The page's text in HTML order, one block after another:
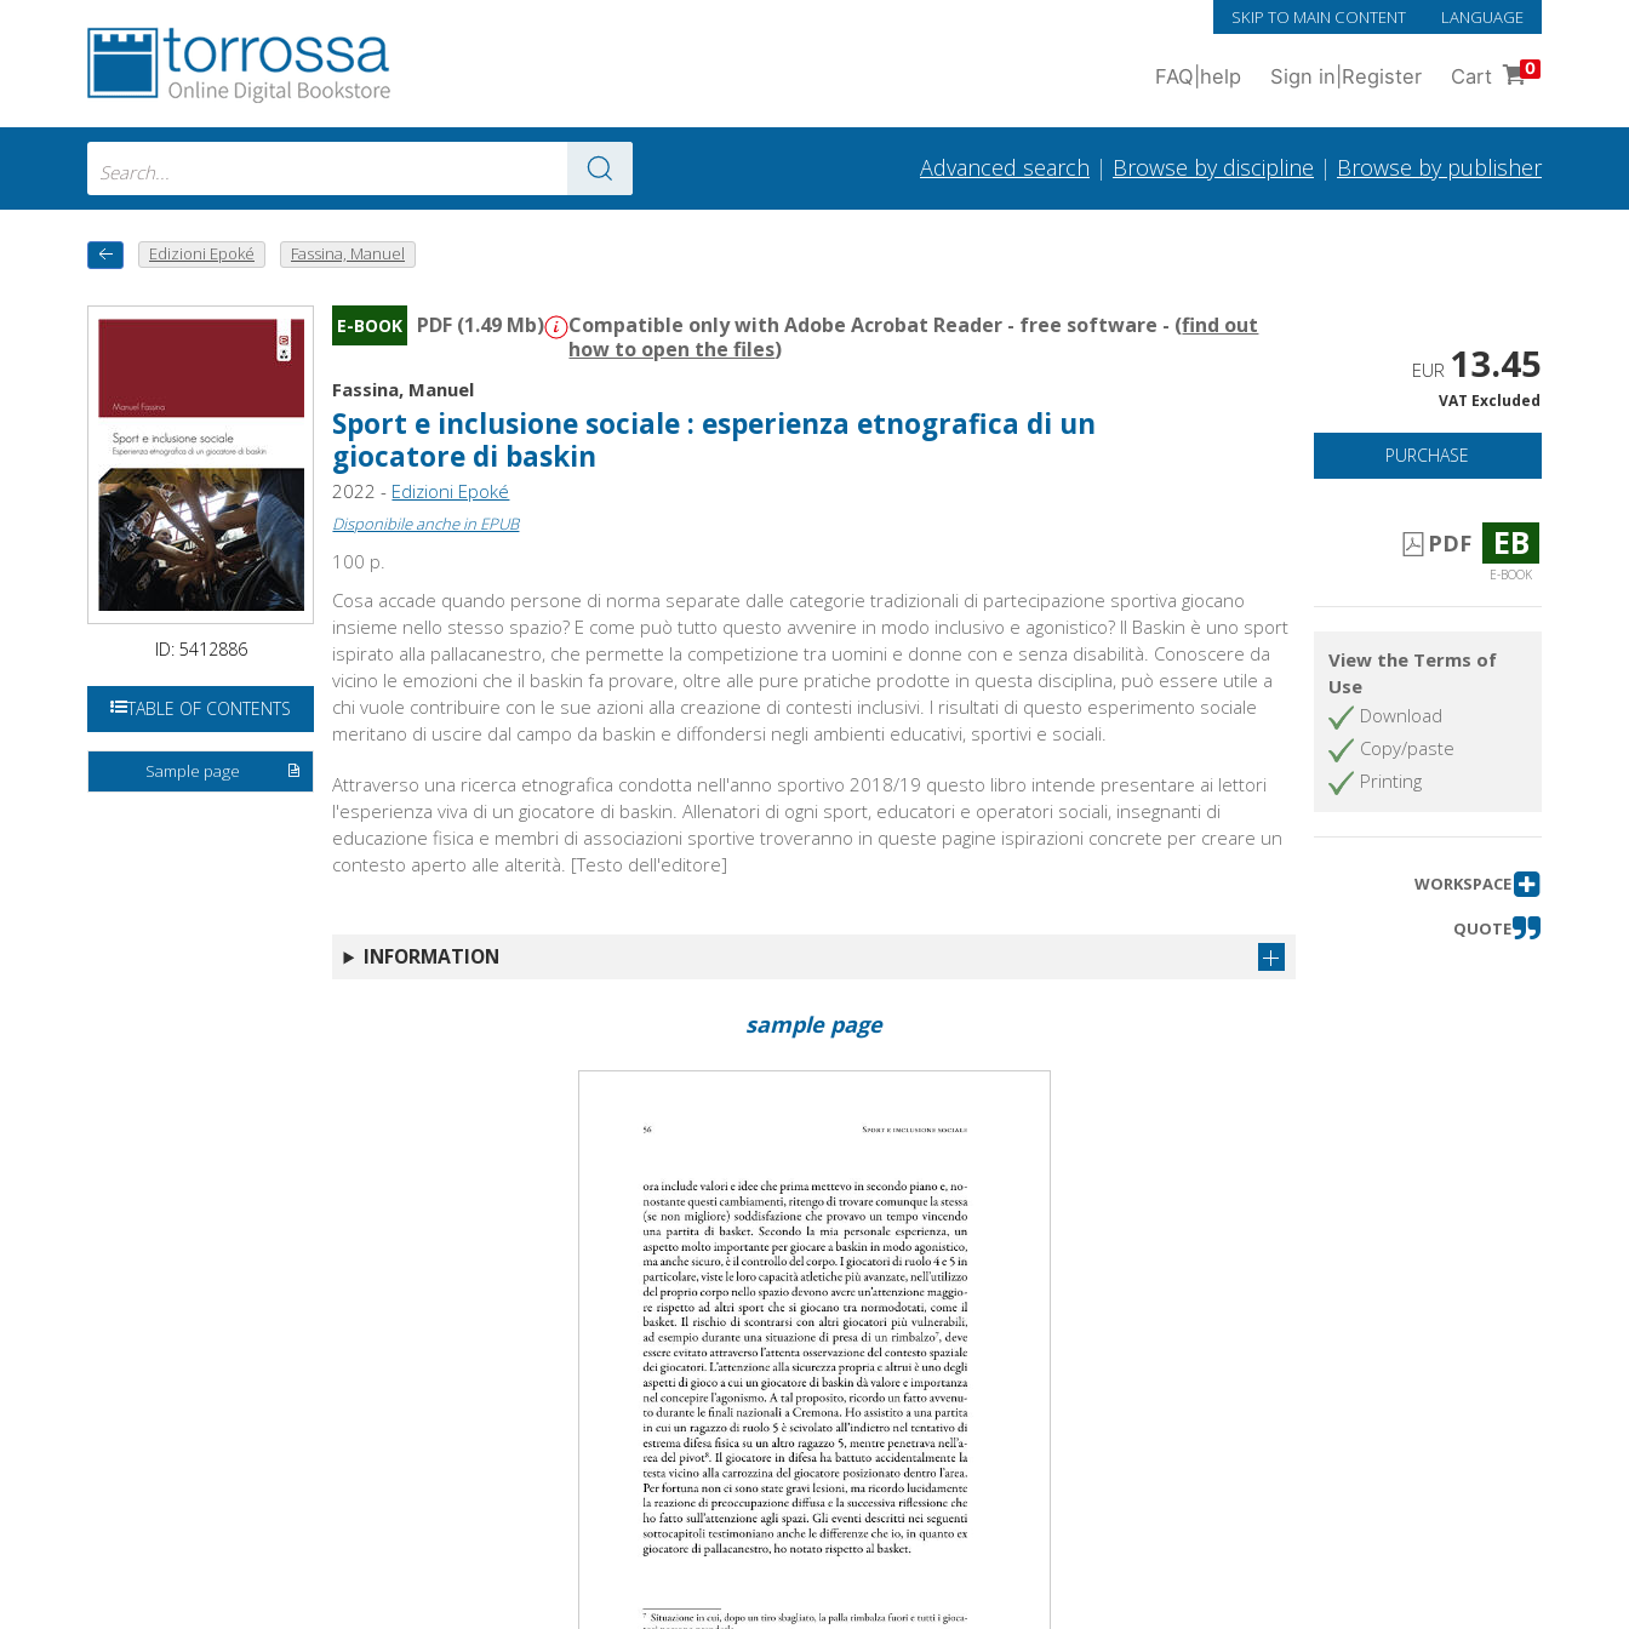
SKIP TO MAIN CONTENT LANGUAGE
FAQ help Sign in Register Cart 0
Advanced search | Browse by discipline | Browse by publisher
Edizioni Epoké Fassina, Manuel
ID: 5412886
TABLE OF CONTENTS
Sample page
E-BOOK PDF (1.49 Mb) Compatible only with Adobe Acrobat Reader - free software - (find out
how to open the files)
Fassina, Manuel
Sport e inclusione sociale : esperienza etnografica di un
giocatore di baskin
2022 - Edizioni Epoké
Disponibile anche in EPUB
100 p.
Cosa accade quando persone di norma separate dalle categorie tradizionali di partecipazione sportiva giocano
insieme nello stesso spazio? E come può tutto questo avvenire in modo inclusivo e agonistico? Il Baskin è uno sport
ispirato alla pallacanestro, che permette la competizione tra uomini e donne con e senza disabilità. Conoscere da
vicino le emozioni che il baskin fa provare, oltre alle pure pratiche prodotte in questa disciplina, può essere utile a
chi vuole contribuire con le sue azioni alla creazione di contesti inclusivi. I risultati di questo esperimento sociale
meritano di uscire dal campo da baskin e diffondersi negli ambienti educativi, sportivi e sociali.
Attraverso una ricerca etnografica condotta nell'anno sportivo 2018/19 questo libro intende presentare ai lettori
l'esperienza viva di un giocatore di baskin. Allenatori di ogni sport, educatori e operatori sociali, insegnanti di
educazione fisica e membri di associazioni sportive troveranno in queste pagine ispirazioni concrete per creare un
contesto aperto alle alterità. [Testo dell'editore]
INFORMATION
EUR 13.45
VAT Excluded
PURCHASE
PDF EB
E-BOOK
View the Terms of
Use
Download
Copy/paste
Printing
WORKSPACE
QUOTE
sample page